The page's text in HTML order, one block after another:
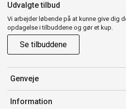
Udvalgte tilbud
Vi arbejder løbende på at kunne give dig
opdagelse i tilbuddene og gør et kup.
Se tilbuddene
Genveje
Min side
Information